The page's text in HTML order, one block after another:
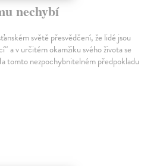
nechybí
světě přesvědčení, že lidé jsou
a v určitém okamžiku svého života se
tomto nezpochybnitelném předpokladu